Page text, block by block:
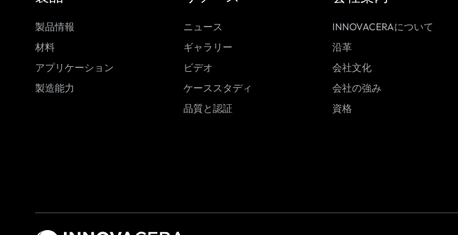
製品情報
材料
アプリケーション
製造能力
ニュース
ギャラリー
ビデオ
ケーススタディ
品質と認証
INNOVACERAについて
沿革
会社文化
会社の強み
資格